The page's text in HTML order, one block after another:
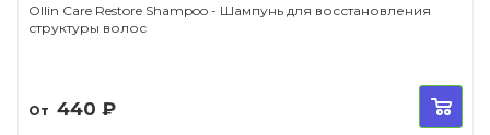
Ollin Care Restore Shampoo - Шампунь для восстановления
структуры волос
От 440 ₽